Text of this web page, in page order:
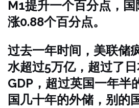
M1提升一个百分点，
涨0.88个百分点。
过去一年时间，美联储
水超过5万亿，超过了
GDP，超过英国一年半
国几十年的外储，别的